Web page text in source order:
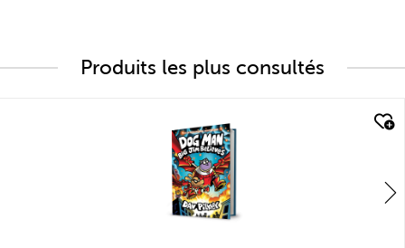
Produits les plus consultés